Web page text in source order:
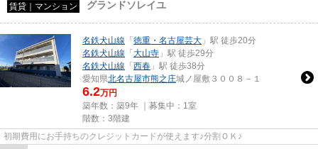
賃貸｜マンション グランドソレイユ
名鉄犬山線 「 徳重・名古屋芸大 」駅 徒歩20分
名鉄犬山線 「 大山寺 」駅 徒歩29分
名鉄犬山線 「 西春 」駅 徒歩38分
愛知県北名古屋市熊之庄城ノ屋敷３００８－１
6.2万円
築年数：築9年 ｜募集中： 1室
階数：3階建
初期費用にお手持ちのクレジットカードが使えます♪分割ＯＫ♪